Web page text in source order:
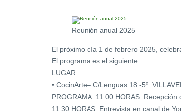
Reunión anual 2025
El próximo día 1 de febrero 2025,
El programa es el siguiente:
LUGAR:
• CocinArte– C/Lenguas 18 -5º.
PROGRAMA: 11:00 HORAS. Recepción
11:30 HORAS. Entrevista en canal de